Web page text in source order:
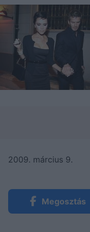
2009. március 9.
Megosztás